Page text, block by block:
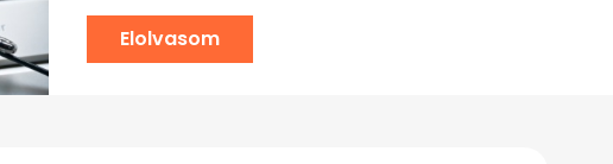
Elolvasom